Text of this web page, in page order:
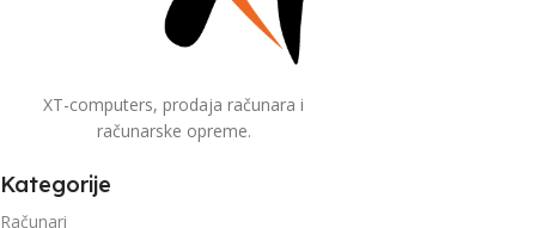
XT-computers, prodaja računara i
računarske opreme.
Kategorije
Računari